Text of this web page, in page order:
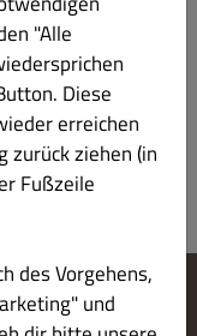
"Alle
Diese
erreichen
zurück ziehen (in
Fußzeile
des Vorgehens,
und